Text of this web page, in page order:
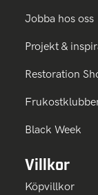
Jobba hos oss
Projekt &
Restoration
Black Week
Villkor
Köpvillkor